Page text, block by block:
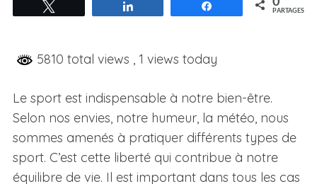
Partagez
PARTAGES
5810 total views , 1 views today
Le sport est indispensable à notre bien-être.
Selon nos envies, notre humeur, la météo, nous
sommes amenés à pratiquer différents types de
sport. C’est cette liberté qui contribue à notre
équilibre de vie. Il est important dans tous les cas